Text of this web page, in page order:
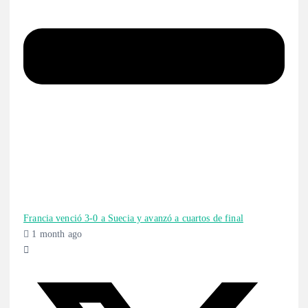
Francia venció 3-0 a Suecia y avanzó a cuartos de final
1 month ago